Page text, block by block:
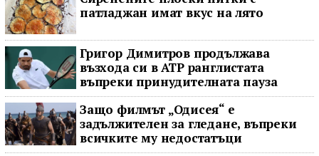
патладжан имат вкус на лято
Григор Димитров продължава
възхода си в ATP ранглистата
въпреки принудителната пауза
Защо филмът „Одисея“ е
задължителен за гледане, въпреки
всичките му недостатъци